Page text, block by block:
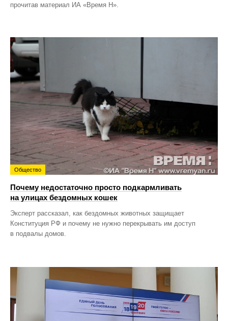
прочитав материал ИА «Время Н».
Общество
Почему недостаточно просто подкармливать
на улицах бездомных кошек
Эксперт рассказал, как бездомных животных защищает
Конституция РФ и почему не нужно перекрывать им доступ
в подвалы домов.